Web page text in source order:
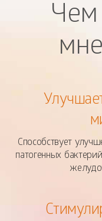
Способствует
патогенных